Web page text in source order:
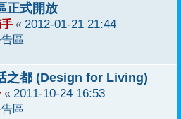
正式開放
« 2012-01-21 21:44
區
之都 (Design for Living)
« 2011-10-24 16:53
區